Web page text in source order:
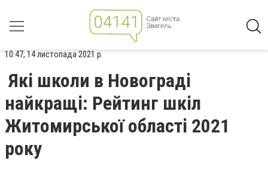
10:47, 14 листопада 2021 р.
Які школи в Новограді
найкращі: Рейтинг шкіл
Житомирської області 2021
року